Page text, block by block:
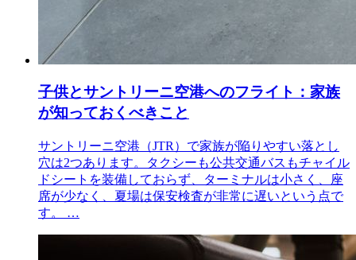
子供とサントリーニ空港へのフライト：家族
が知っておくべきこと
サントリーニ空港（JTR）で家族が陥りやすい落とし
穴は2つあります。タクシーも公共交通バスもチャイル
ドシートを装備しておらず、ターミナルは小さく、座
席が少なく、夏場は保安検査が非常に遅いという点で
す。 …